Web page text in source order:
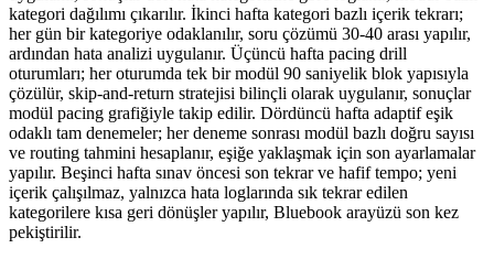
kategori dağılımı çıkarılır. İkinci hafta kategori bazlı içerik tekrarı;
her gün bir kategoriye odaklanılır, soru çözümü 30-40 arası yapılır,
ardından hata analizi uygulanır. Üçüncü hafta pacing drill
oturumları; her oturumda tek bir modül 90 saniyelik blok yapısıyla
çözülür, skip-and-return stratejisi bilinçli olarak uygulanır, sonuçlar
modül pacing grafiğiyle takip edilir. Dördüncü hafta adaptif eşik
odaklı tam denemeler; her deneme sonrası modül bazlı doğru sayısı
ve routing tahmini hesaplanır, eşiğe yaklaşmak için son ayarlamalar
yapılır. Beşinci hafta sınav öncesi son tekrar ve hafif tempo; yeni
içerik çalışılmaz, yalnızca hata loglarında sık tekrar edilen
kategorilere kısa geri dönüşler yapılır, Bluebook arayüzü son kez
pekiştirilir.